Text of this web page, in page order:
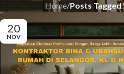
Home/Posts
20
NOV